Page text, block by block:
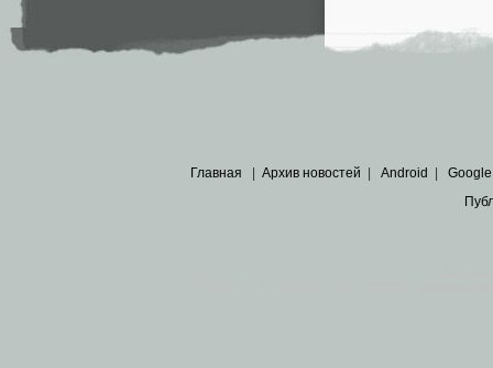
Главная Архив новостей Android Google